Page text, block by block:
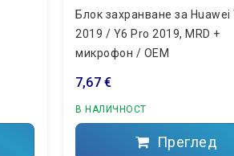
Блок захранване за Huawei
2019 / Y6 Pro 2019, MRD +
микрофон / OEM
7,67 €
В НАЛИЧНОСТ
Преглед